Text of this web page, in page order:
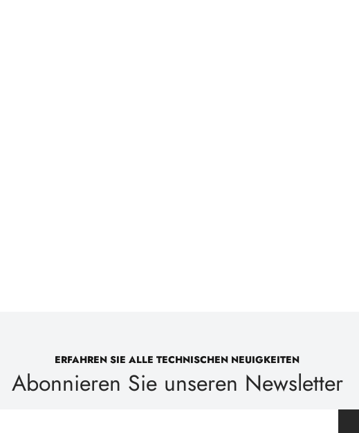
ERFAHREN SIE ALLE TECHNISCHEN NEUIGKEITEN
Abonnieren Sie unseren Newsletter